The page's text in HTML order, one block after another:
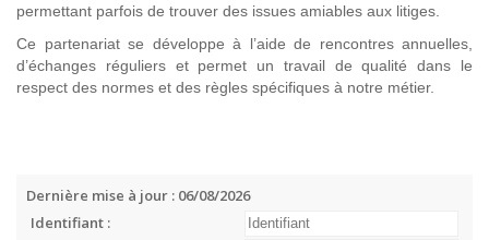
permettant parfois de trouver des issues amiables aux litiges.
Ce partenariat se développe à l’aide de rencontres annuelles,
d’échanges réguliers et permet un travail de qualité dans le
respect des normes et des règles spécifiques à notre métier.
Dernière mise à jour : 06/08/2026
Identifiant :